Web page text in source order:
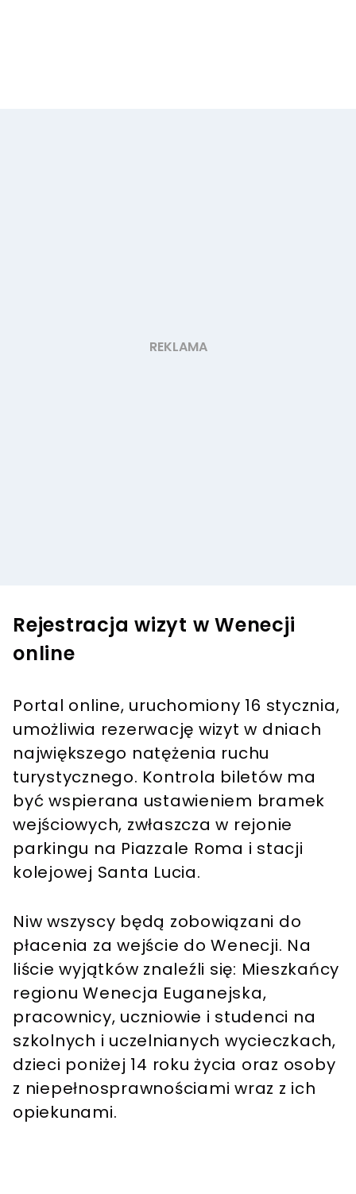
Rejestracja wizyt w Wenecji
online
Portal online, uruchomiony 16 stycznia,
umożliwia rezerwację wizyt w dniach
największego natężenia ruchu
turystycznego. Kontrola biletów ma
być wspierana ustawieniem bramek
wejściowych, zwłaszcza w rejonie
parkingu na Piazzale Roma i stacji
kolejowej Santa Lucia.
Niw wszyscy będą zobowiązani do
płacenia za wejście do Wenecji. Na
liście wyjątków znaleźli się: Mieszkańcy
regionu Wenecja Euganejska,
pracownicy, uczniowie i studenci na
szkolnych i uczelnianych wycieczkach,
dzieci poniżej 14 roku życia oraz osoby
z niepełnosprawnościami wraz z ich
opiekunami.